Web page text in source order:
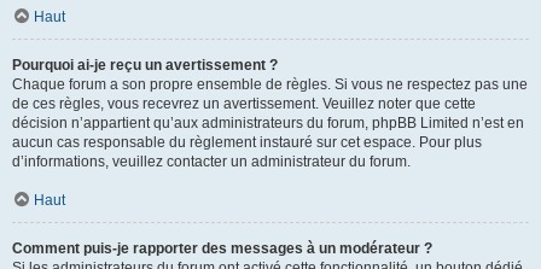
Haut
Pourquoi ai-je reçu un avertissement ?
Chaque forum a son propre ensemble de règles. Si vous ne respectez pas une
de ces règles, vous recevrez un avertissement. Veuillez noter que cette
décision n’appartient qu’aux administrateurs du forum, phpBB Limited n’est en
aucun cas responsable du règlement instauré sur cet espace. Pour plus
d’informations, veuillez contacter un administrateur du forum.
Haut
Comment puis-je rapporter des messages à un modérateur ?